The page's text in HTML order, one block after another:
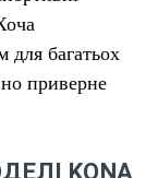
для багатьох
приверне
KONA